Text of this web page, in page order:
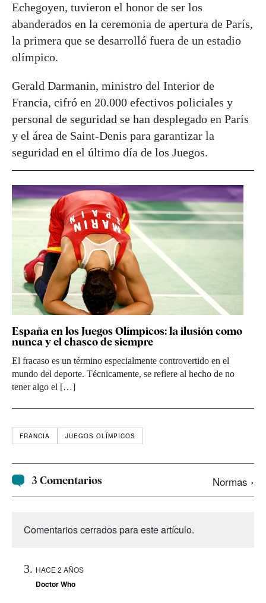
Echegoyen, tuvieron el honor de ser los
abanderados en la ceremonia de apertura de París,
la primera que se desarrolló fuera de un estadio
olímpico.
Gerald Darmanin, ministro del Interior de
Francia, cifró en 20.000 efectivos policiales y
personal de seguridad se han desplegado en París
y el área de Saint-Denis para garantizar la
seguridad en el último día de los Juegos.
España en los Juegos Olímpicos: la ilusión como
nunca y el chasco de siempre
El fracaso es un término especialmente controvertido en el
mundo del deporte. Técnicamente, se refiere al hecho de no
tener algo el […]
FRANCIA JUEGOS OLÍMPICOS
3 Comentarios Normas ›
Comentarios cerrados para este artículo.
HACE 2 AÑOS
Doctor Who